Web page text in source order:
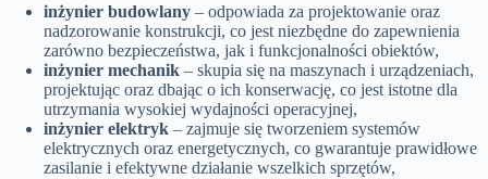
inżynier budowlany – odpowiada za projektowanie oraz
nadzorowanie konstrukcji, co jest niezbędne do zapewnienia
zarówno bezpieczeństwa, jak i funkcjonalności obiektów,
inżynier mechanik – skupia się na maszynach i urządzeniach,
projektując oraz dbając o ich konserwację, co jest istotne dla
utrzymania wysokiej wydajności operacyjnej,
inżynier elektryk – zajmuje się tworzeniem systemów
elektrycznych oraz energetycznych, co gwarantuje prawidłowe
zasilanie i efektywne działanie wszelkich sprzętów,